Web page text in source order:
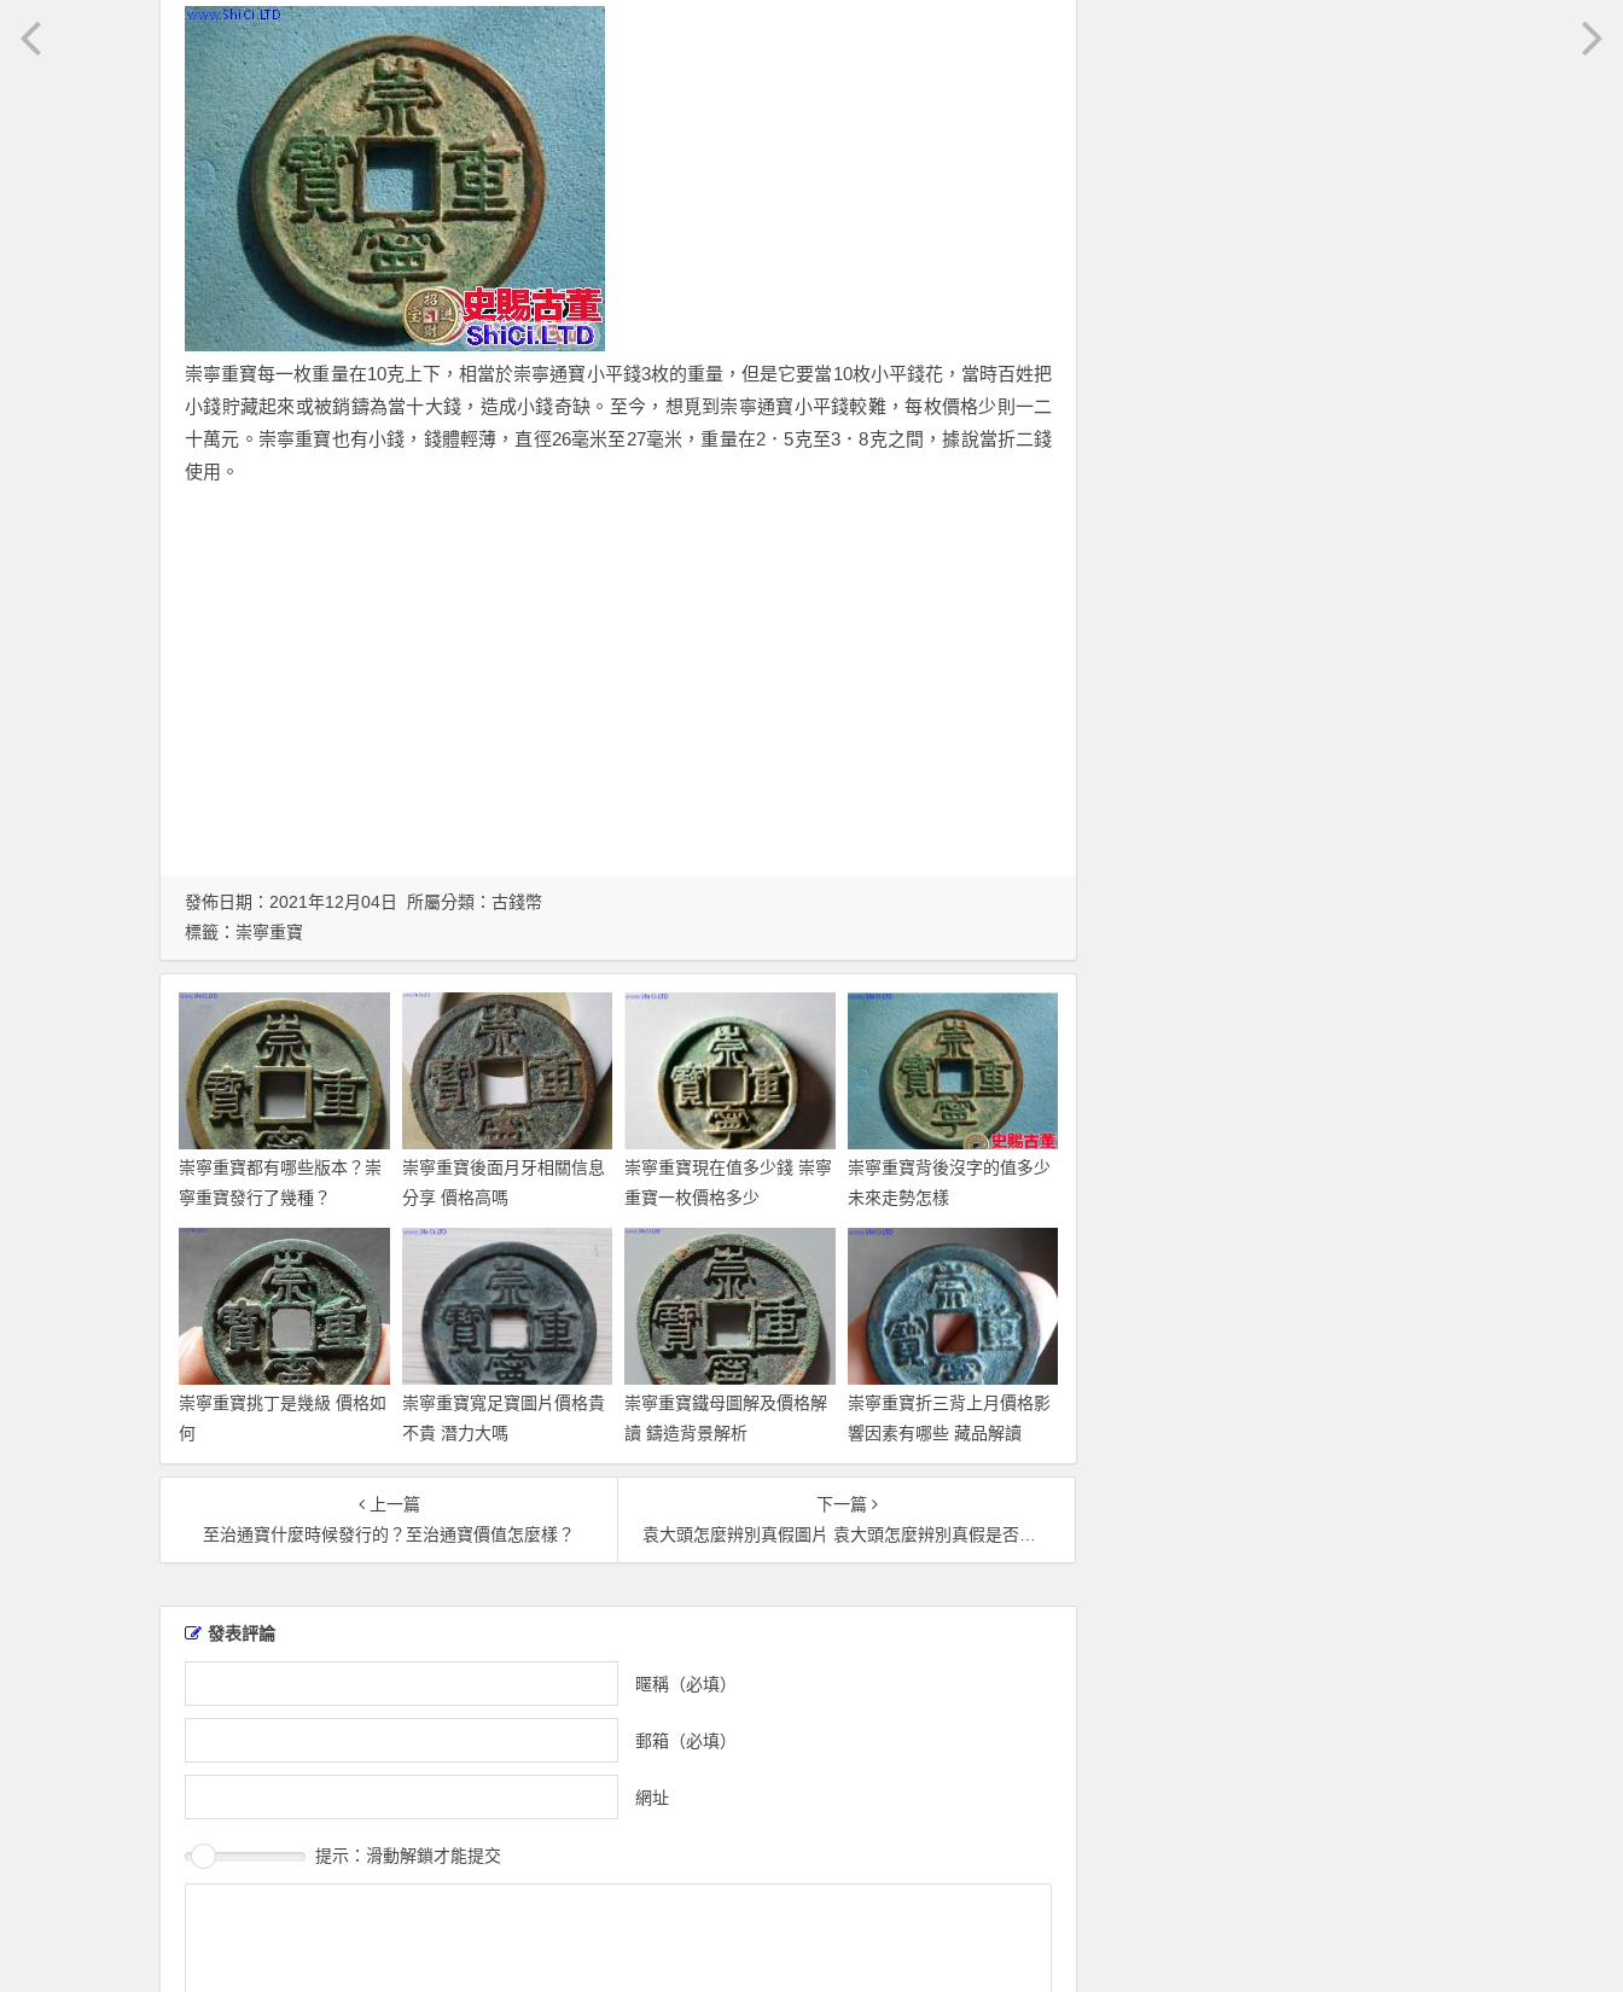
崇寧重寶每一枚重量在10克上下，相當於崇寧通寶小平錢3枚的重量，但是它要當10枚小平錢花，當時百姓把
小錢貯藏起來或被銷鑄為當十大錢，造成小錢奇缺。至今，想覓到崇寧通寶小平錢較難，每枚價格少則一二
十萬元。崇寧重寶也有小錢，錢體輕薄，直徑26毫米至27毫米，重量在2．5克至3．8克之間，據說當折二錢
使用。
發佈日期：2021年12月04日 所屬分類： 古錢幣
標籤： 崇寧重寶
崇寧重寶都有哪些版本？崇
寧重寶發行了幾種？
崇寧重寶後面月牙相關信息
分享 價格高嗎
崇寧重寶現在值多少錢 崇寧
重寶一枚價格多少
崇寧重寶背後沒字的值多少
未來走勢怎樣
崇寧重寶挑丁是幾級 價格如
何
崇寧重寶寬足寶圖片價格貴
不貴 潛力大嗎
崇寧重寶鐵母圖解及價格解
讀 鑄造背景解析
崇寧重寶折三背上月價格影
響因素有哪些 藏品解讀
上一篇
至治通寶什麼時候發行的？至治通寶價值怎麼樣？
下一篇
袁大頭怎麼辨別真假圖片 袁大頭怎麼辨別真假是否值錢
發表評論
暱稱（必填）
郵箱（必填）
網址
提示：滑動解鎖才能提交